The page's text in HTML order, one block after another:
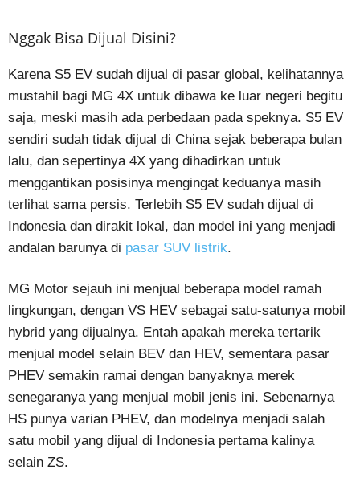
Nggak Bisa Dijual Disini?
Karena S5 EV sudah dijual di pasar global, kelihatannya
mustahil bagi MG 4X untuk dibawa ke luar negeri begitu
saja, meski masih ada perbedaan pada speknya. S5 EV
sendiri sudah tidak dijual di China sejak beberapa bulan
lalu, dan sepertinya 4X yang dihadirkan untuk
menggantikan posisinya mengingat keduanya masih
terlihat sama persis. Terlebih S5 EV sudah dijual di
Indonesia dan dirakit lokal, dan model ini yang menjadi
andalan barunya di pasar SUV listrik.
MG Motor sejauh ini menjual beberapa model ramah
lingkungan, dengan VS HEV sebagai satu-satunya mobil
hybrid yang dijualnya. Entah apakah mereka tertarik
menjual model selain BEV dan HEV, sementara pasar
PHEV semakin ramai dengan banyaknya merek
senegaranya yang menjual mobil jenis ini. Sebenarnya
HS punya varian PHEV, dan modelnya menjadi salah
satu mobil yang dijual di Indonesia pertama kalinya
selain ZS.